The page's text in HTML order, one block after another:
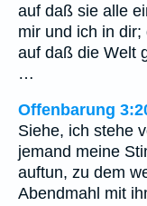
auf daß sie alle
mir und ich in
auf daß die Welt
…
Offenbarung
Siehe, ich stehe
jemand meine
auftun, zu dem
Abendmahl mit